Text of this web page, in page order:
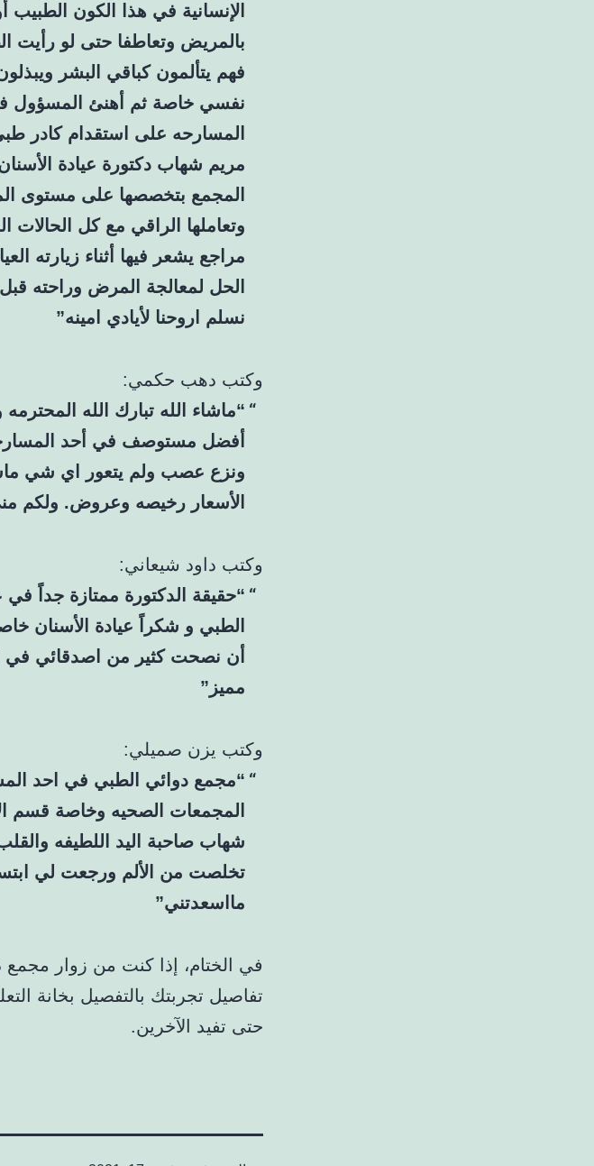
الإنسانية في هذا الكون الطبيب
بالمريض وتعاطفا حتى لو
فهم يتألمون كباقي البشر
نفسي خاصة ثم أهنئ المسؤول
المسارحه على استقدام كادر
مريم شهاب دكتورة عيادة
المجمع بتخصصها على مستوى
وتعاملها الراقي مع كل الحالات
مراجع يشعر فيها أثناء زيارته
الحل لمعالجة المرض وراحته
نسلم اروحنا لأيادي امينه”
وكتب دهب حكمي:
“ماشاء الله تبارك الله
أفضل مستوصف في أحد
ونزع عصب ولم يتعور اي شي
الأسعار رخيصه وعروض. ولكم
وكتب داود شيعاني:
“حقيقة الدكتورة ممتازة جداً
الطبي و شكراً عيادة الأسنان
أن نصحت كثير من اصدقائي في
مميز”
وكتب يزن صميلي:
“مجمع دوائي الطبي في احد
المجمعات الصحيه وخاصة قسم
شهاب صاحبة اليد اللطيفه
تخلصت من الألم ورجعت لي
مااسعدتني”
في الختام، إذا كنت من زوار مجمع
تفاصيل تجربتك بالتفصيل بخانة
حتى تفيد الآخرين.